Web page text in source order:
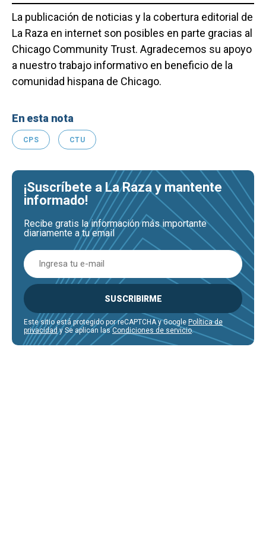
La publicación de noticias y la cobertura editorial de
La Raza en internet son posibles en parte gracias al
Chicago Community Trust. Agradecemos su apoyo
a nuestro trabajo informativo en beneficio de la
comunidad hispana de Chicago.
En esta nota
CPS CTU
¡Suscríbete a La Raza y mantente
informado!
Recibe gratis la información más importante
diariamente a tu email
SUSCRIBIRME
Este sitio está protegido por reCAPTCHA y Google Política de
privacidad y Se aplican lasCondiciones de servicio.